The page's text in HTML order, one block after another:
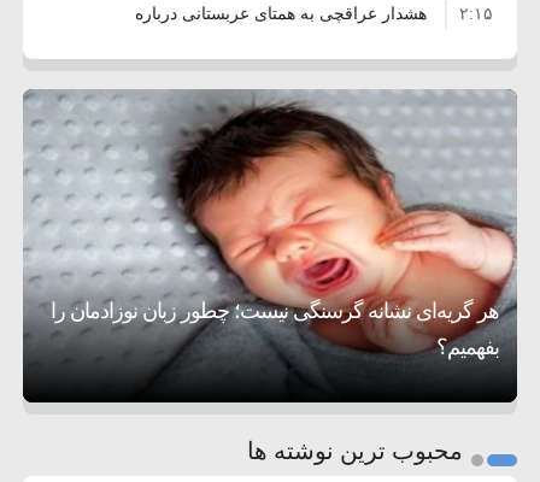
هشدار عراقچی به همتای عربستانی درباره
همراهی با آمریکا
۲:۱۵
مقام ارشد امنیتی: برنامه گسترده‌ای برای پاسخ به
دیوانگی آمریکا داریم
۷:۱۰
ترامپ دستور حملات جدید علیه ایران را صادر کرد ۵:۴۵
سپاه: دو نفتکش متخلف مورد اصابت قرار گرفته
و متوقف شدند
۱۲:۵۹
ترامپ مدعی توافق تاریخی برای خلع سلاح کامل
حماس شد
۸:۵۷
اعتراض عراقچی به همتای بلغارستانی به دلیل
کمک به آمریکا در حملات به ایران
۱۶:۱۹
کشورهایی که به متجاوزان کمک می کنند پاسخ
سختی خواهند گرفت
۱۰:۱۵
سنتکام پایان تجاوز جدید به ایران را اعلام کرد ۶:۰۵
هر گریه‌ای نشانه گرسنگی نیست؛ چطور زبان نوزادمان را
بفهمیم؟
تغذیه پدر می‌تواند بر سلامت نوزاد تأثیر بگذارد
روی دیگر زندگی
3
محبوب ترین نوشته ها